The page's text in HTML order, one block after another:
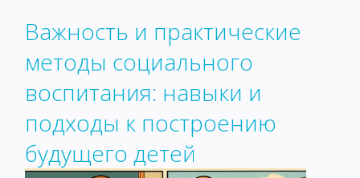
Важность и практические
методы социального
воспитания: навыки и
подходы к построению
будущего детей